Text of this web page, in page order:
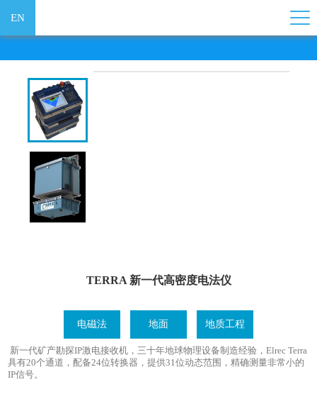
EN
TERRA 新一代高密度电法仪
电磁法 地面 地质工程
新一代矿产勘探IP激电接收机，三十年地球物理设备制造经验，Elrec Terra
具有20个通道，配备24位转换器，提供31位动态范围，精确测量非常小的
IP信号。